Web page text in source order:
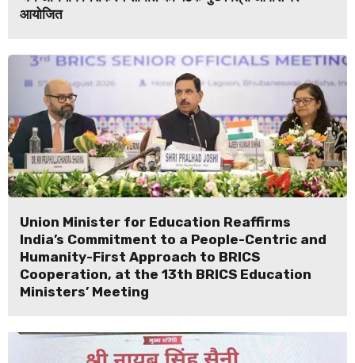
आयोजित
Union Minister for Education Reaffirms
India’s Commitment to a People-Centric and
Humanity-First Approach to BRICS
Cooperation, at the 13th BRICS Education
Ministers’ Meeting